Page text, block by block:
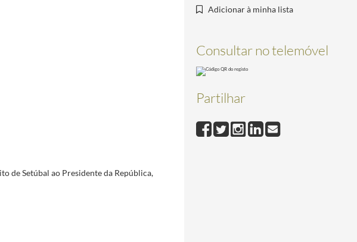
Povo de Santa Eulália ao Presidente da República, Craveiro Lopes, desejando Feliz Ano Novo
Craveiro Lopes
Lopes
ao Presidente da República, Craveiro Lopes
1957-12/1957-12-30
felizes
Presidente da República, Craveiro Lopes
Presidente da República, Craveiro Lopes
12/1957-12-30
Craveiro Lopes, por ocasião do seu aniversário
Adicionar à minha lista
Consultar no telemóvel
Partilhar
de Setúbal ao Presidente da República,